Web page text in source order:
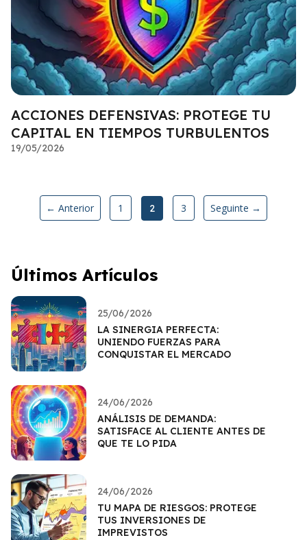
ACCIONES DEFENSIVAS: PROTEGE TU
CAPITAL EN TIEMPOS TURBULENTOS
19/05/2026
← Anterior 1 2 3 Seguinte →
Últimos Artículos
25/06/2026
LA SINERGIA PERFECTA:
UNIENDO FUERZAS PARA
CONQUISTAR EL MERCADO
24/06/2026
ANÁLISIS DE DEMANDA:
SATISFACE AL CLIENTE ANTES DE
QUE TE LO PIDA
24/06/2026
TU MAPA DE RIESGOS: PROTEGE
TUS INVERSIONES DE
IMPREVISTOS